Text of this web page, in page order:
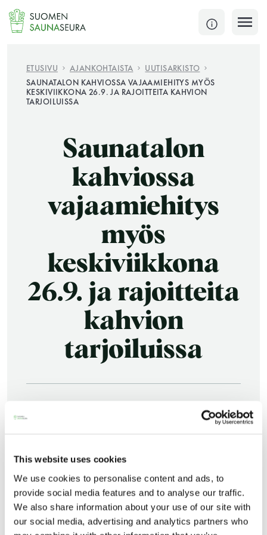
This website uses cookies
We use cookies to personalise content and ads, to
provide social media features and to analyse our traffic.
We also share information about your use of our site with
our social media, advertising and analytics partners who
Siirry
sisältöön
SULJE
Jokaisen kuun 1. lauantai on jaettu ja jokaisen kuun
1. maanantai huoltomaanantai
JÄSENSIVUT
Saunatalo on avoinna
myös helatorstaina
-Naisten päivät ovat maanantai ja
torstai
ETUSIVU AJANKOHTAISTA
UUTISARKISTO
SAUNATALON KAHVIOSSA VAJAAMIEHITYS MYÖS
KESKIVIIKKONA 26.9. JA RAJOITTEITA KAHVION
TARJOILUISSA
Saunatalon
kahviossa
vajaamiehitys
myös
keskiviikkona
26.9. ja rajoitteita
kahvion
tarjoiluissa